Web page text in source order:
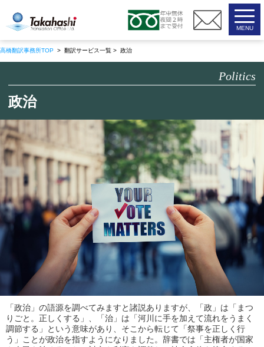
高橋翻訳事務所
高橋翻訳事務所TOP > 翻訳サービス一覧 > 政治
Politics
政治
「政治」の語源を調べてみますと諸説ありますが、「政」は「まつ
りごと。正しくする」、「治」は「河川に手を加えて流れをうまく
調節する」という意味があり、そこから転じて「祭事を正しく行
う」ことが政治を指すようになりました。辞書では「主権者が国家